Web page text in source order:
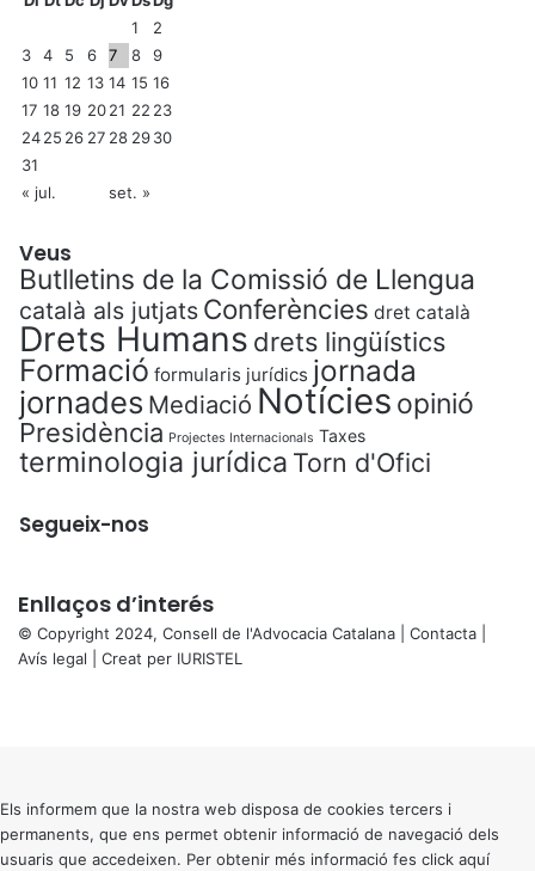
1
2
3
4 5 6 7 8
9
10 11 12 13 14 15 16
17 18 19 2021 22 23
2425 26 27 28 2930
31
« jul.
set. »
Veus
Butlletins de la Comissió de Llengua
català als jutjats Conferències dret català
Drets Humans drets lingüístics
Formació formularis jurídics jornada
jornades Mediació Notícies opinió
Presidència Projectes Internacionals Taxes
terminologia jurídica Torn d'Ofici
Segueix-nos
Enllaços d’interés
© Copyright 2024, Consell de l'Advocacia Catalana | Contacta
Avís legal | Creat per IURISTEL
button
Els informem que la nostra web disposa de cookies tercers i
permanents, que ens permet obtenir informació de navegació dels
usuaris que accedeixen. Per obtenir més informació fes click aquí